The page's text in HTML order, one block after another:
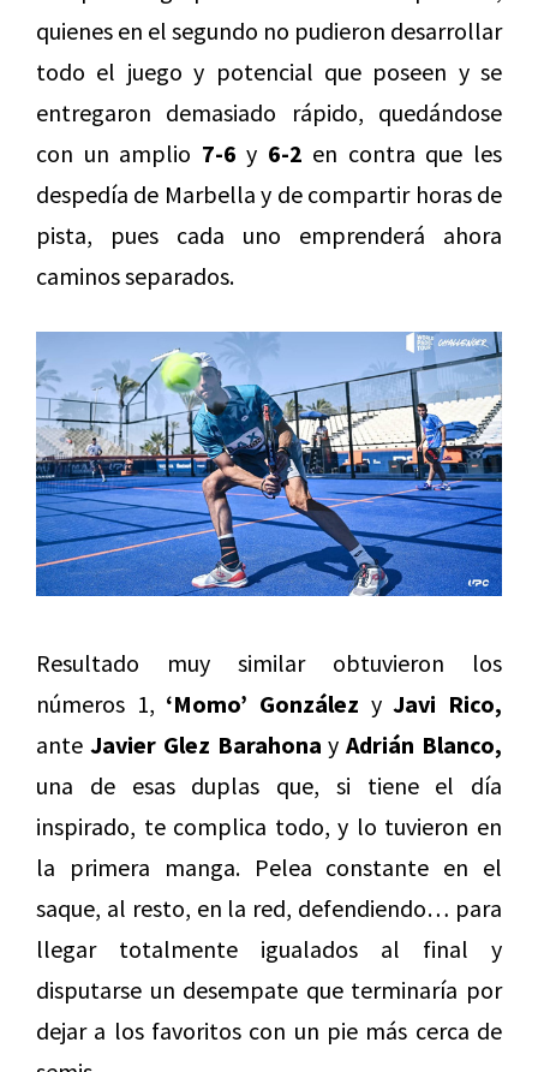
quienes en el segundo no pudieron desarrollar
todo el juego y potencial que poseen y se
entregaron demasiado rápido, quedándose
con un amplio 7-6 y 6-2 en contra que les
despedía de Marbella y de compartir horas de
pista, pues cada uno emprenderá ahora
caminos separados.
Resultado muy similar obtuvieron los
números 1, ‘Momo’ González yJavi Rico,
ante Javier Glez Barahona yAdrián Blanco,
una de esas duplas que, si tiene el día
inspirado, te complica todo, y lo tuvieron en
la primera manga. Pelea constante en el
saque, al resto, en la red, defendiendo… para
llegar totalmente igualados al final y
disputarse un desempate que terminaría por
dejar a los favoritos con un pie más cerca de